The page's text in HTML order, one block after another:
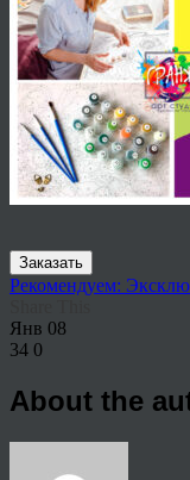
Заказать
Рекомендуем:
Янв 08
34 0
About the